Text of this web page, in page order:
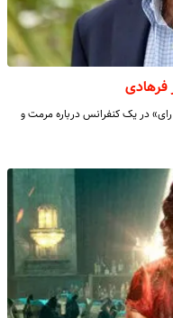
در یک کنفرانس درباره مرمت و